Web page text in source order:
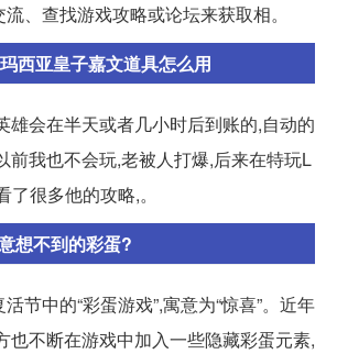
、查找游戏攻略或论坛来获取相。
西亚皇子嘉文道具怎么用
雄会在半天或者几小时后到账的,自动的
前我也不会玩,老被人打爆,后来在特玩L
很多他的攻略,。
想不到的彩蛋?
节中的“彩蛋游戏”,寓意为“惊喜”。近年
也不断在游戏中加入一些隐藏彩蛋元素,